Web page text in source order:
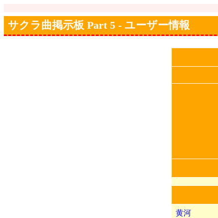
サクラ曲掲示板 Part 5 - ユーザー情報
黄河